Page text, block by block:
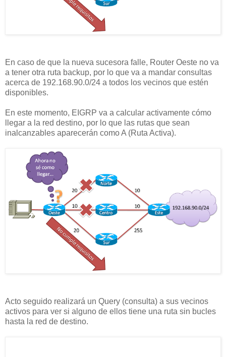
En caso de que la nueva sucesora falle, Router Oeste no va
a tener otra ruta backup, por lo que va a mandar consultas
acerca de 192.168.90.0/24 a todos los vecinos que estén
disponibles.
En este momento, EIGRP va a calcular activamente cómo
llegar a la red destino, por lo que las rutas que sean
inalcanzables aparecerán como A (Ruta Activa).
Acto seguido realizará un Query (consulta) a sus vecinos
activos para ver si alguno de ellos tiene una ruta sin bucles
hasta la red de destino.